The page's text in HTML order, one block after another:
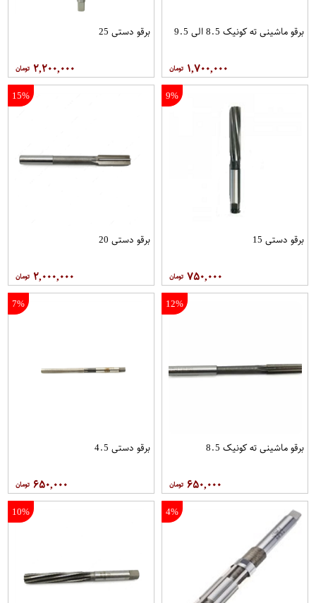
برقو ماشینی ته کونیک 8.5 الی 9.5
۱,۷۰۰,۰۰۰
برقو دستی 25
۲,۲۰۰,۰۰۰
9%
برقو دستی 15
۷۵۰,۰۰۰
15%
برقو دستی 20
۲,۰۰۰,۰۰۰
12%
برقو ماشینی ته کونیک 8.5
۶۵۰,۰۰۰
7%
برقو دستی 4.5
۶۵۰,۰۰۰
4%
10%